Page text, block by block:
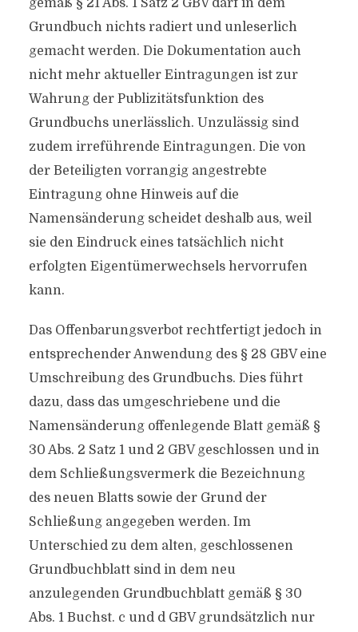
gemäß § 21 Abs. 1 Satz 2 GBV darf in dem
Grundbuch nichts radiert und unleserlich
gemacht werden. Die Dokumentation auch
nicht mehr aktueller Eintragungen ist zur
Wahrung der Publizitätsfunktion des
Grundbuchs unerlässlich. Unzulässig sind
zudem irreführende Eintragungen. Die von
der Beteiligten vorrangig angestrebte
Eintragung ohne Hinweis auf die
Namensänderung scheidet deshalb aus, weil
sie den Eindruck eines tatsächlich nicht
erfolgten Eigentümerwechsels hervorrufen
kann.
Das Offenbarungsverbot rechtfertigt jedoch in
entsprechender Anwendung des § 28 GBV eine
Umschreibung des Grundbuchs. Dies führt
dazu, dass das umgeschriebene und die
Namensänderung offenlegende Blatt gemäß §
30 Abs. 2 Satz 1 und 2 GBV geschlossen und in
dem Schließungsvermerk die Bezeichnung
des neuen Blatts sowie der Grund der
Schließung angegeben werden. Im
Unterschied zu dem alten, geschlossenen
Grundbuchblatt sind in dem neu
anzulegenden Grundbuchblatt gemäß § 30
Abs. 1 Buchst. c und d GBV grundsätzlich nur